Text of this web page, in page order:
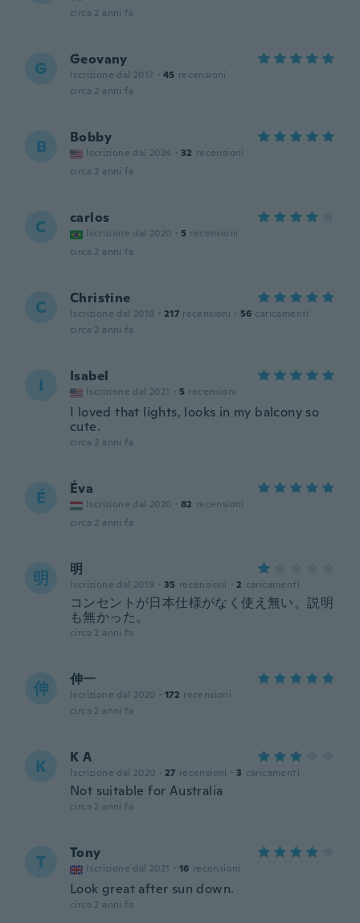
circa 2 anni fa
G Geovany
Iscrizione dal 2017 · 45 recensioni
circa 2 anni fa
B Bobby
Iscrizione dal 2024 · 32 recensioni
circa 2 anni fa
C carlos
Iscrizione dal 2020 · 5 recensioni
circa 2 anni fa
C Christine
Iscrizione dal 2018 · 217 recensioni · 56 caricamenti
circa 2 anni fa
I Isabel
Iscrizione dal 2021 · 5 recensioni
I loved that lights, looks in my balcony so
cute.
circa 2 anni fa
É Éva
Iscrizione dal 2020 · 82 recensioni
circa 2 anni fa
明 明
Iscrizione dal 2019 · 35 recensioni · 2 caricamenti
コンセントが日本仕様がなく使え無い。説明
も無かった。
circa 2 anni fa
伸 伸一
Iscrizione dal 2020 · 172 recensioni
circa 2 anni fa
K K A
Iscrizione dal 2020 · 27 recensioni · 3 caricamenti
Not suitable for Australia
circa 2 anni fa
T Tony
Iscrizione dal 2021 · 16 recensioni
Look great after sun down.
circa 2 anni fa